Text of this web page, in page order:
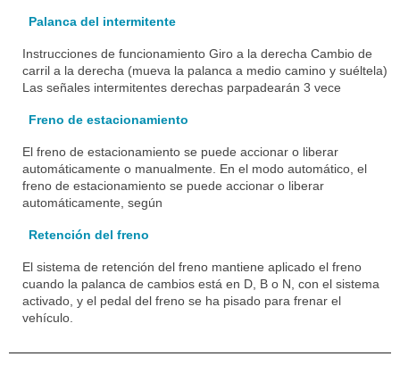
Palanca del intermitente
Instrucciones de funcionamiento Giro a la derecha Cambio de
carril a la derecha (mueva la palanca a medio camino y suéltela)
Las señales intermitentes derechas parpadearán 3 vece
Freno de estacionamiento
El freno de estacionamiento se puede accionar o liberar
automáticamente o manualmente. En el modo automático, el
freno de estacionamiento se puede accionar o liberar
automáticamente, según
Retención del freno
El sistema de retención del freno mantiene aplicado el freno
cuando la palanca de cambios está en D, B o N, con el sistema
activado, y el pedal del freno se ha pisado para frenar el
vehículo.